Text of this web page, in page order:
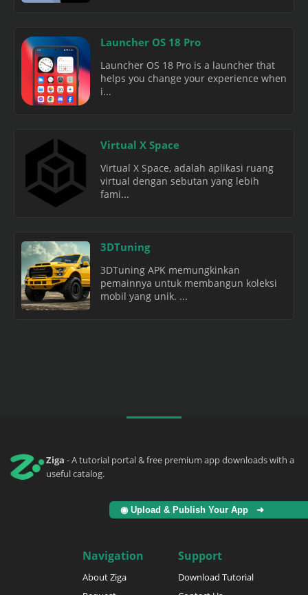
Launcher OS 18 Pro
Launcher OS 18 Pro is a launcher that
helps you change your experience when
i...
Virtual X Space
Virtual X Space, adalah aplikasi ruang
virtual dengan sebutan yang lebih
fami...
3DTuning
3DTuning APK memungkinkan
pemainnya untuk membangun koleksi
mobil yang unik. ...
Ziga - A tutorial portal & free premium app downloads with a
useful catalog.
◉ Upload & Publish Your App ➜
Navigation
About Ziga
Support
Download Tutorial